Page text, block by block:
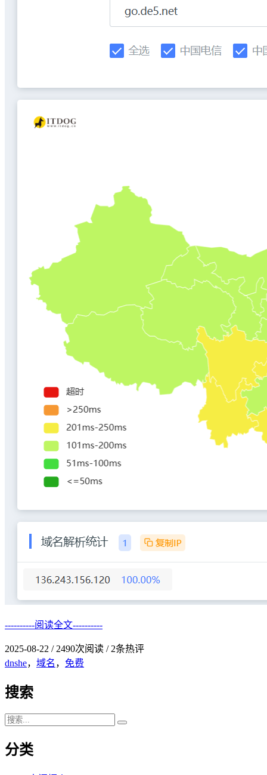
----------阅读全文----------
2025-08-22 / 2490次阅读 / 2条热评
dnshe， 域名 ， 免费
搜索
分类